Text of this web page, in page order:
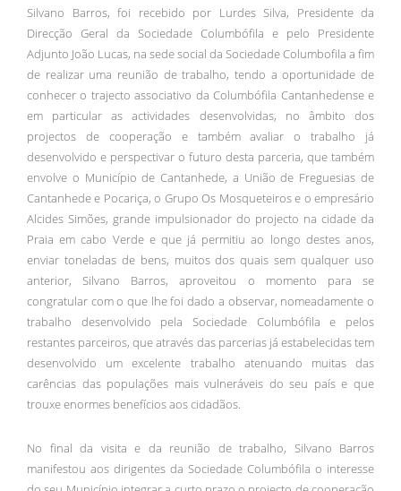
Silvano Barros, foi recebido por Lurdes Silva, Presidente da
Direcção Geral da Sociedade Columbófila e pelo Presidente
Adjunto João Lucas, na sede social da Sociedade Columbofila a fim
de realizar uma reunião de trabalho, tendo a oportunidade de
conhecer o trajecto associativo da Columbófila Cantanhedense e
em particular as actividades desenvolvidas, no âmbito dos
projectos de cooperação e também avaliar o trabalho já
desenvolvido e perspectivar o futuro desta parceria, que também
envolve o Município de Cantanhede, a União de Freguesias de
Cantanhede e Pocariça, o Grupo Os Mosqueteiros e o empresário
Alcides Simões, grande impulsionador do projecto na cidade da
Praia em cabo Verde e que já permitiu ao longo destes anos,
enviar toneladas de bens, muitos dos quais sem qualquer uso
anterior, Silvano Barros, aproveitou o momento para se
congratular com o que lhe foi dado a observar, nomeadamente o
trabalho desenvolvido pela Sociedade Columbófila e pelos
restantes parceiros, que através das parcerias já estabelecidas tem
desenvolvido um excelente trabalho atenuando muitas das
carências das populações mais vulneráveis do seu país e que
trouxe enormes benefícios aos cidadãos.
No final da visita e da reunião de trabalho, Silvano Barros
manifestou aos dirigentes da Sociedade Columbófila o interesse